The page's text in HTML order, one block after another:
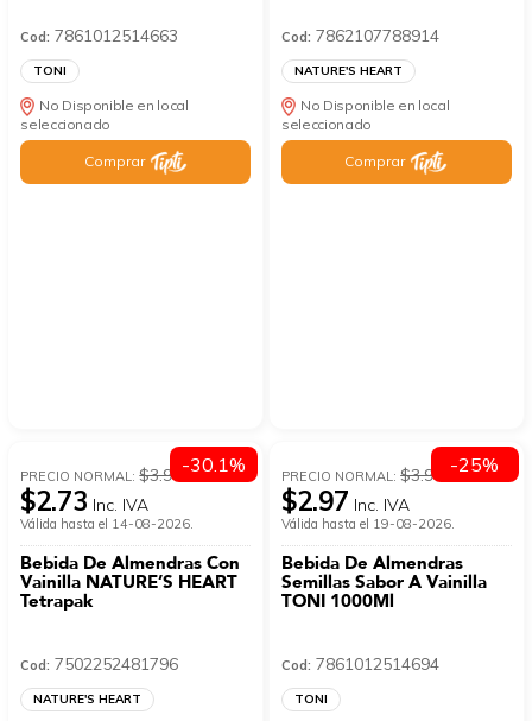
Cod: 7861012514663
TONI
No Disponible en local
seleccionado
Comprar
Cod: 7862107788914
NATURE'S HEART
No Disponible en local
seleccionado
Comprar
PRECIO NORMAL:$3.9
$2.73 Inc. IVA
Válida hasta el 14-08-2026.
Bebida De Almendras Con
Vainilla NATURE’S HEART
Tetrapak
Cod: 7502252481796
NATURE'S HEART
-30.1% PRECIO NORMAL:$3.96
$2.97 Inc. IVA
Válida hasta el 19-08-2026.
Bebida De Almendras
Semillas Sabor A Vainilla
TONI 1000Ml
Cod: 7861012514694
TONI
-25%